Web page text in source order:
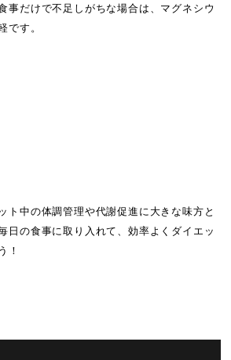
事だけで不足しがちな場合は、マグネシウ
です。
ト中の体調管理や代謝促進に大きな味方と
日の食事に取り入れて、効率よくダイエッ
！